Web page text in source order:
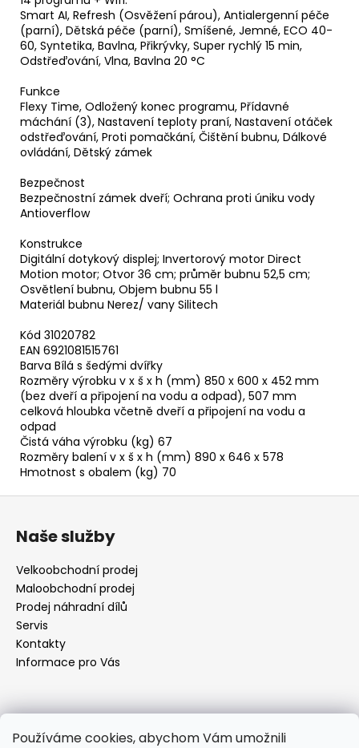
Používáme cookies, abychom Vám umožnili
Smart AI, Refresh (Osvěžení párou), Antialergenní péče
(parní), Dětská péče (parní), Smíšené, Jemné, ECO 40-
60, Syntetika, Bavlna, Přikrývky, Super rychlý 15 min,
Odstřeďování, Vlna, Bavlna 20 °C
Funkce
Flexy Time, Odložený konec programu, Přídavné
máchání (3), Nastavení teploty praní, Nastavení otáček
odstřeďování, Proti pomačkání, Čištění bubnu, Dálkové
ovládání, Dětský zámek
Bezpečnost
Bezpečnostní zámek dveří; Ochrana proti úniku vody
Antioverflow
Konstrukce
Digitální dotykový displej; Invertorový motor Direct
Motion motor; Otvor 36 cm; průměr bubnu 52,5 cm;
Osvětlení bubnu, Objem bubnu 55 l
Materiál bubnu Nerez/ vany Silitech
Kód 31020782
EAN 6921081515761
Barva Bílá s šedými dvířky
Rozměry výrobku v x š x h (mm) 850 x 600 x 452 mm
(bez dveří a připojení na vodu a odpad), 507 mm
celková hloubka včetně dveří a připojení na vodu a
odpad
Čistá váha výrobku (kg) 67
Rozměry balení v x š x h (mm) 890 x 646 x 578
Hmotnost s obalem (kg) 70
Naše služby
Velkoobchodní prodej
Maloobchodní prodej
Prodej náhradní dílů
Servis
Kontakty
Informace pro Vás